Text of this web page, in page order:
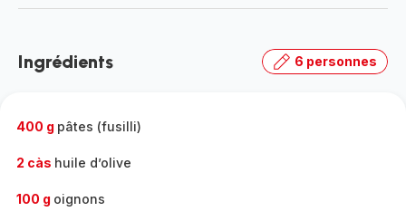
-
gamme
Ingrédients 6 personnes
400 g pâtes (fusilli)
2 càs huile d’olive
100 g oignons